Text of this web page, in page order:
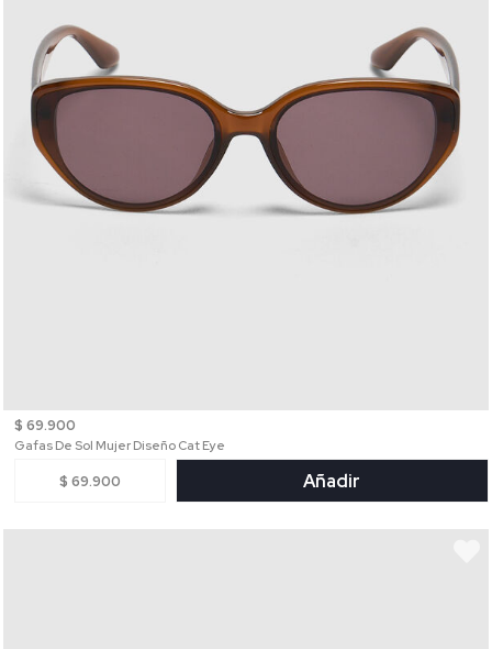
$ 69.900
Gafas De Sol Mujer Diseño Cat Eye
$ 69.900 Añadir